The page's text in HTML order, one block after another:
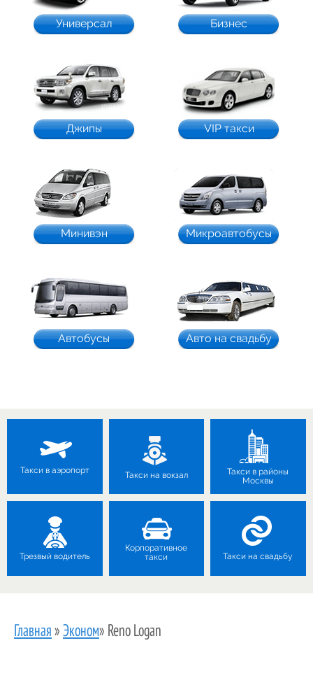
Универсал Бизнес
Джипы VIP такси
Минивэн Микроавтобусы
Автобусы Авто на свадьбу
Такси в аэропорт
Такси на вокзал
Такси в районы
Москвы
Трезвый водитель
Корпоративное
такси
Такси на свадьбу
Главная » Эконом» Reno Logan